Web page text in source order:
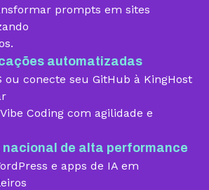
prompts em sites
automatizadas
ou conecte seu GitHub à KingHost
Coding com agilidade e
de alta performance
e apps de IA em